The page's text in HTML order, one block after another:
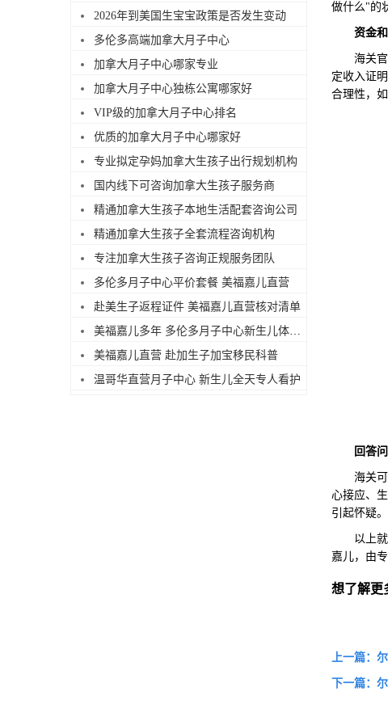
2026年到美国生宝宝政策是否发生变动
多伦多高端加拿大月子中心
加拿大月子中心哪家专业
加拿大月子中心独栋公寓哪家好
VIP级的加拿大月子中心排名
优质的加拿大月子中心哪家好
专业拟定孕妈加拿大生孩子出行规划机构
国内线下可咨询加拿大生孩子服务商
精通加拿大生孩子本地生活配套咨询公司
精通加拿大生孩子全套流程咨询机构
专注加拿大生孩子咨询正规服务团队
多伦多月子中心平价套餐 美福嘉儿直营
赴美生子返程证件 美福嘉儿直营核对清单
美福嘉儿多年 多伦多月子中心新生儿体检陪同
美福嘉儿直营 赴加生子加宝移民科普
温哥华直营月子中心 新生儿全天专人看护
做什么"的
资金
海关官员
定收入证
合理性，
回答
海关可能
心接应、
引起怀疑。
以上就
嘉儿，由
想了解更
上一篇：
下一篇：